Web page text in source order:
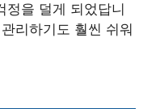
정을 덜게 되었답니
리하기도 훨씬 쉬워